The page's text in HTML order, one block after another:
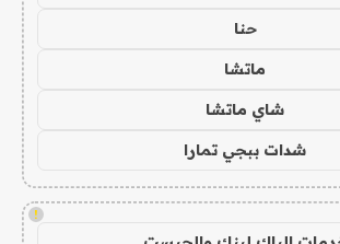
حنا
ماتشا
شاي ماتشا
شدات ببجي تمارا
!